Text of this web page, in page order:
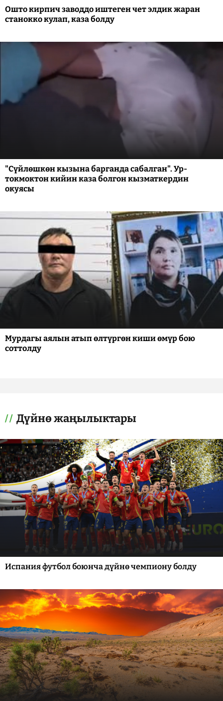
Ошто кирпич заводдо иштеген чет элдик жаран
станокко кулап, каза болду
"Сүйлөшкөн кызына барганда сабалган". Ур-
токмоктон кийин каза болгон кызматкердин
окуясы
Мурдагы аялын атып өлтүргөн киши өмүр бою
соттолду
Дүйнө жаңылыктары
Испания футбол боюнча дүйнө чемпиону болду